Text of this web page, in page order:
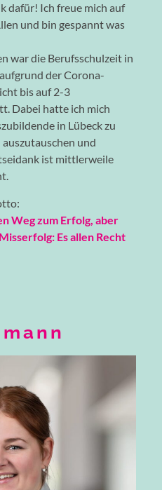
dafür! Ich freue mich auf
und bin gespannt was
war die Berufsschulzeit in
der Corona-
bis auf 2-3
Dabei hatte ich mich
in Lübeck zu
und
ist mittlerweile
Weg zum Erfolg, aber
Es allen Recht